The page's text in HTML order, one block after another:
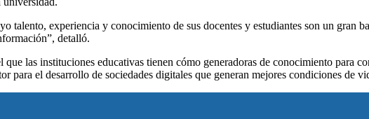
talento, experiencia y conocimiento de sus docentes y estudiantes son un gran
detalló.
las instituciones educativas tienen cómo generadoras de conocimiento para
para el desarrollo de sociedades digitales que generan mejores condiciones de